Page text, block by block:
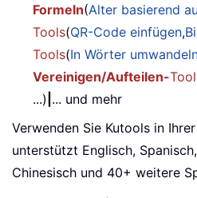
Formeln(Alter basierend
Tools(QR-Code einfügen,
Tools(In Wörter
Vereinigen/Aufteilen-
...) ... und mehr
Verwenden Sie Kutools in
unterstützt Englisch,
Chinesisch und 40+ weitere